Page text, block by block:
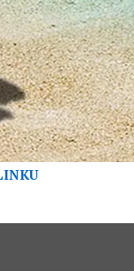
o Jupiteru i
osobinama ljudi pod
tekstova o